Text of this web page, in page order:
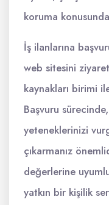
koruma
İş ilanlarına
web sitesini
kaynakları birimi
Başvuru
yeteneklerinizi
çıkarmanız
değerlerine
yatkın bir kişilik